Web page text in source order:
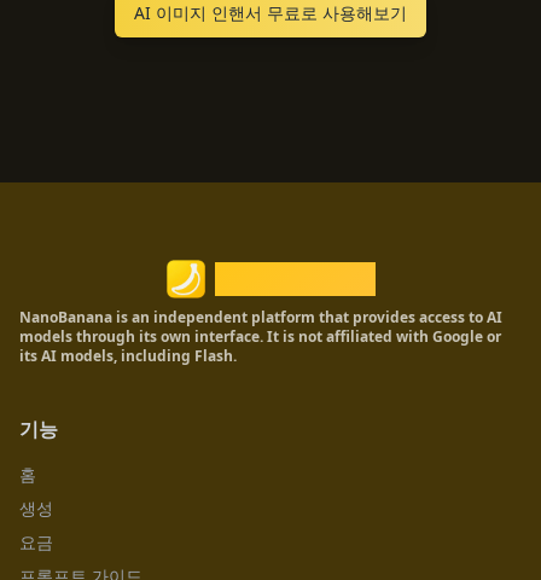
AI 이미지 인핸서 무료로 사용해보기
NanoBanana is an independent platform that provides access to AI
models through its own interface. It is not affiliated with Google or
its AI models, including Flash.
기능
홈
생성
요금